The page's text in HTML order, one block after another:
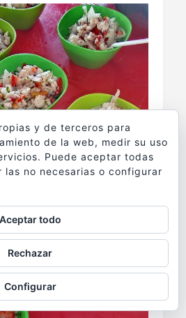
y de terceros para
de la web, medir su uso
Puede aceptar todas
las no necesarias o configurar
Aceptar todo
Rechazar
Configurar